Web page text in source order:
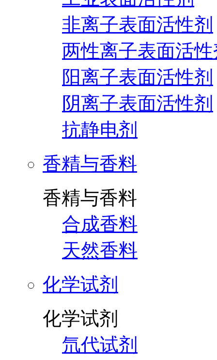
非离子表面活性剂
两性离子表面活
阳离子表面活性剂
阴离子表面活性剂
抗静电剂
香精与香料
香精与香料
合成香料
天然香料
化学试剂
化学试剂
氘代试剂